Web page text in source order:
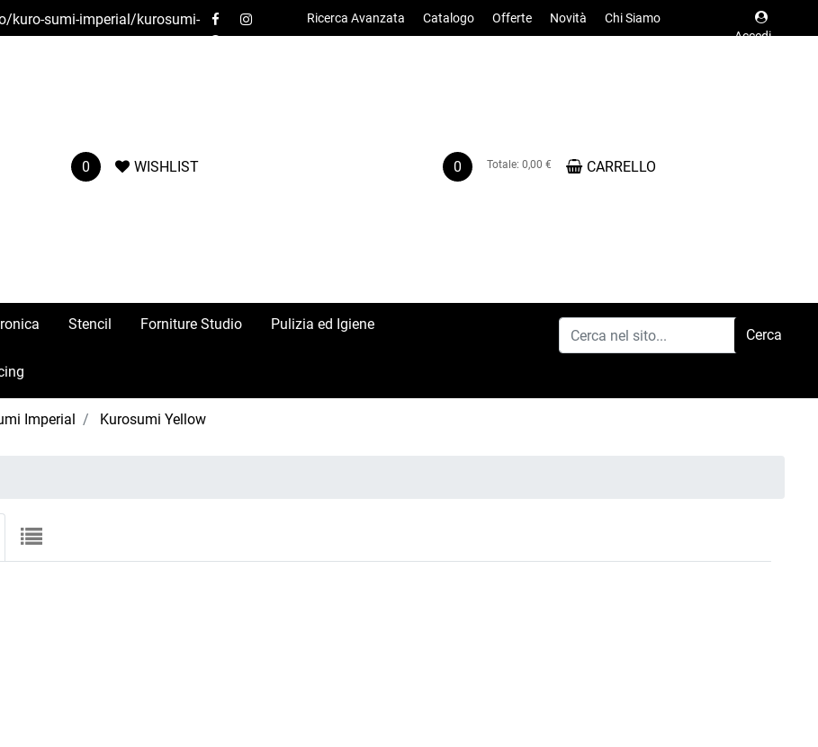
kuro-sumi-imperial/kurosumi-
Ricerca Avanzata Catalogo Offerte Novità
Chi Siamo
Accedi
0 WISHLIST 0 Totale:0,00 € CARRELLO
Stencil Forniture Studio Pulizia ed Igiene
Imperial Kurosumi Yellow